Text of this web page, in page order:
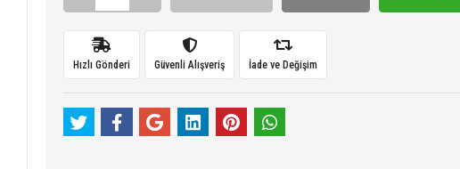
Hızlı Gönderi Güvenli Alışveriş İade ve Değişim